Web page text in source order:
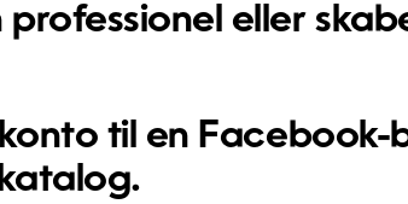
professionel eller
til en